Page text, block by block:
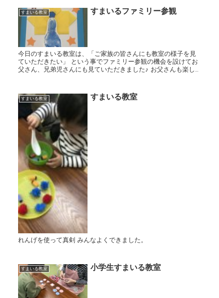
すまいる教室 すまいるファミリー参観
今日のすまいる教室は、「ご家族の皆さんにも教室の様子を見
ていただきたい」 という事でファミリー参観の機会を設けてお
父さん、兄弟児さんにも見ていただきました♪ お父さんも楽し
すまいる教室 すまいる教室
れんげを使って真剣 みんなよくできました。
すまいる教室 小学生すまいる教室